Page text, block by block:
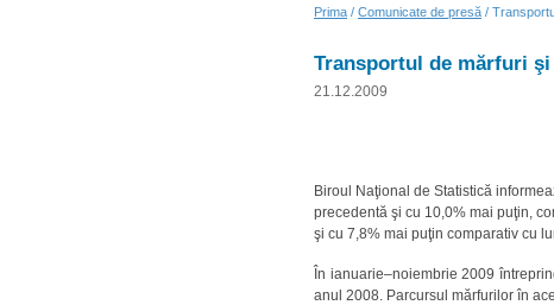
Prima / Comunicate de presă /
Transportul de mărfuri
21.12.2009
Biroul Naţional de Statistică
precedentă şi cu 10,0% mai puţin,
şi cu 7,8% mai puţin comparativ cu
În ianuarie–noiembrie 2009
anul 2008. Parcursul mărfurilor în